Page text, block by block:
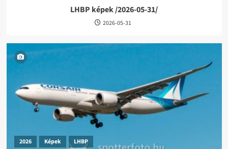
LHBP képek /2026-05-31/
2026-05-31
2026 Képek LHBP